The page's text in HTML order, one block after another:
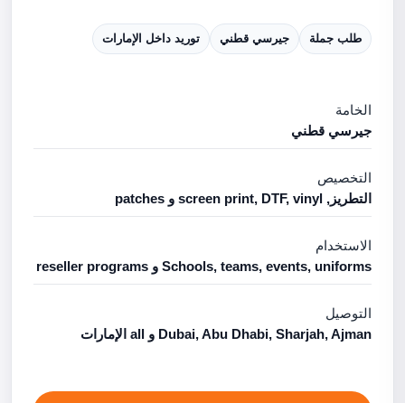
طلب جملة جيرسي قطني توريد داخل الإمارات
الخامة
جيرسي قطني
التخصيص
التطريز, screen print, DTF, vinyl و patches
الاستخدام
Schools, teams, events, uniforms و reseller programs
التوصيل
Dubai, Abu Dhabi, Sharjah, Ajman و all الإمارات